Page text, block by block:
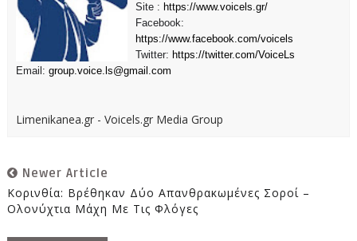
Site : https://www.voicels.gr/
Facebook:
https://www.facebook.com/voicels
Twitter: https://twitter.com/VoiceLs
Email: group.voice.ls@gmail.com
Limenikanea.gr - Voicels.gr Media Group
Newer Article
Κορινθία: Βρέθηκαν Δύο Απανθρακωμένες Σοροί –
Ολονύχτια Μάχη Με Τις Φλόγες